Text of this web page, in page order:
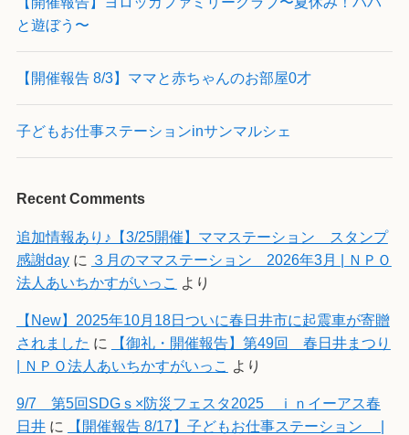
と遊ぼう〜
【開催報告 8/3】ママと赤ちゃんのお部屋0才
子どもお仕事ステーションinサンマルシェ
Recent Comments
追加情報あり♪【3/25開催】ママステーション スタンプ
感謝dayに ３月のママステーション 2026年3月 | ＮＰＯ
法人あいちかすがいっこ
より
【New】2025年10月18日ついに春日井市に起震車が寄贈
されました に
【御礼・開催報告】第49回 春日井まつり
| ＮＰＯ法人あいちかすがいっこ より
9/7 第5回SDGｓ×防災フェスタ2025 ｉｎイーアス春
日井に
【開催報告 8/17】子どもお仕事ステーション |